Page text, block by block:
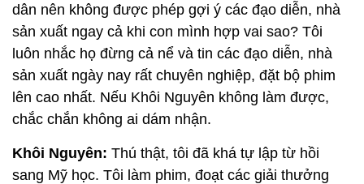
dân nên không được phép gợi ý các đạo diễn, nhà
sản xuất ngay cả khi con mình hợp vai sao? Tôi
luôn nhắc họ đừng cả nể và tin các đạo diễn, nhà
sản xuất ngày nay rất chuyên nghiệp, đặt bộ phim
lên cao nhất. Nếu Khôi Nguyên không làm được,
chắc chắn không ai dám nhận.
Khôi Nguyên: Thú thật, tôi đã khá tự lập từ hồi
sang Mỹ học. Tôi làm phim, đoạt các giải thưởng